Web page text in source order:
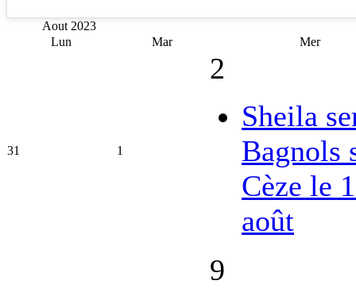
Aout 2023
Lun
Mar Mer
31 1
2
Sheila
Bagnols
Cèze le
août
9